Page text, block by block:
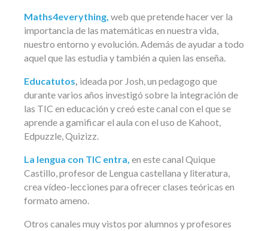
Maths4everything, web que pretende hacer ver la
importancia de las matemáticas en nuestra vida,
nuestro entorno y evolución. Además de ayudar a todo
aquel que las estudia y también a quien las enseña.
Educatutos, ideada por Josh, un pedagogo que
durante varios años investigó sobre la integración de
las TIC en educación y creó este canal con el que se
aprende a gamificar el aula con el uso de Kahoot,
Edpuzzle, Quizizz.
La lengua con TIC entra, en este canal Quique
Castillo, profesor de Lengua castellana y literatura,
crea vídeo-lecciones para ofrecer clases teóricas en
formato ameno.
Otros canales muy vistos por alumnos y profesores